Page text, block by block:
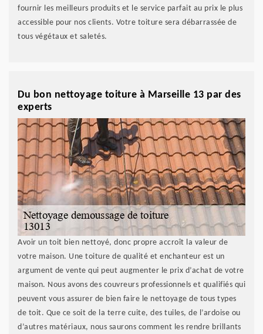
fournir les meilleurs produits et le service parfait au prix le plus
accessible pour nos clients. Votre toiture sera débarrassée de
tous végétaux et saletés.
Du bon nettoyage toiture à Marseille 13 par des
experts
Avoir un toit bien nettoyé, donc propre accroît la valeur de
votre maison. Une toiture de qualité et enchanteur est un
argument de vente qui peut augmenter le prix d’achat de votre
maison. Nous avons des couvreurs professionnels et qualifiés qui
peuvent vous assurer de bien faire le nettoyage de tous types
de toit. Que ce soit de la terre cuite, des tuiles, de l’ardoise ou
d’autres matériaux, nous saurons comment les rendre brillants